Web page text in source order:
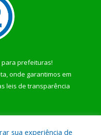
para prefeituras!
onde garantimos em
leis de transparência
sua experiência de